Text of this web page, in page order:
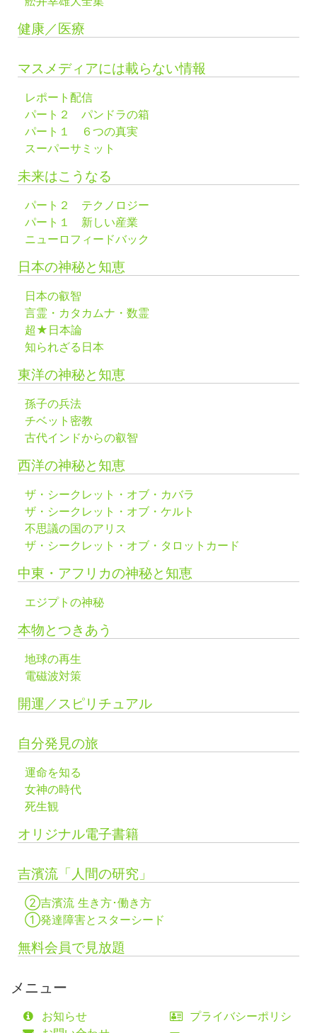
健康／医療
マスメディアには載らない情報
レポート配信
パート２ パンドラの箱
パート１ ６つの真実
スーパーサミット
未来はこうなる
パート２ テクノロジー
パート１ 新しい産業
ニューロフィードバック
日本の神秘と知恵
日本の叡智
言霊・カタカムナ・数霊
超★日本論
知られざる日本
東洋の神秘と知恵
孫子の兵法
チベット密教
古代インドからの叡智
西洋の神秘と知恵
ザ・シークレット・オブ・カバラ
ザ・シークレット・オブ・ケルト
不思議の国のアリス
ザ・シークレット・オブ・タロットカード
中東・アフリカの神秘と知恵
エジプトの神秘
本物とつきあう
地球の再生
電磁波対策
開運／スピリチュアル
自分発見の旅
運命を知る
女神の時代
死生観
オリジナル電子書籍
吉濱流「人間の研究」
②吉濱流 生き方･働き方
①発達障害とスターシード
無料会員で見放題
メニュー
お知らせ
プライバシーポリシ